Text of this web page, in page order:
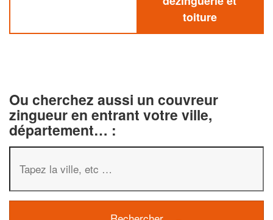
toiture
Ou cherchez aussi un couvreur
zingueur en entrant votre ville,
département… :